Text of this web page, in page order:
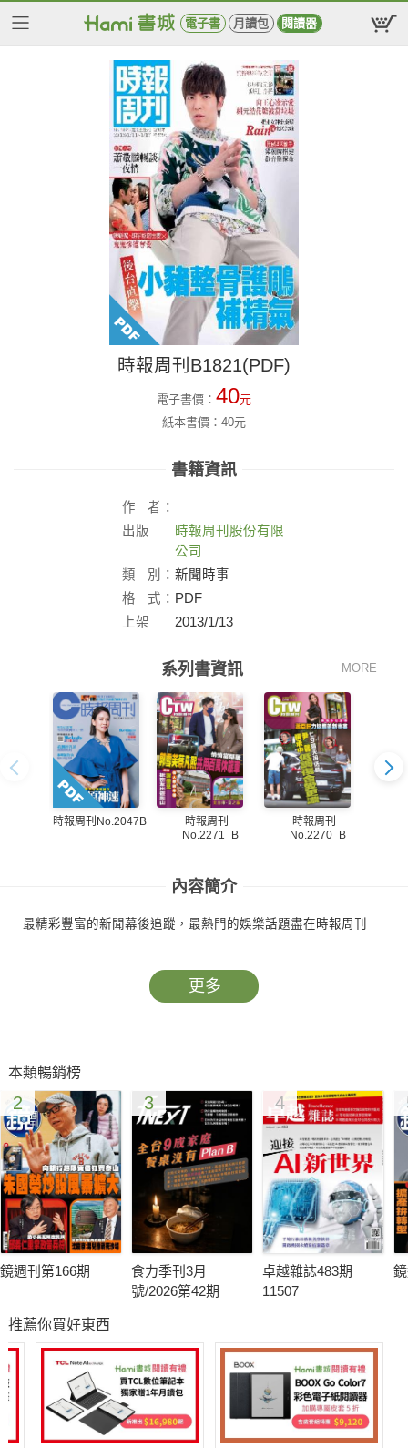
電子書 月讀包 閱讀器
時報周刊B1821(PDF)
電子書價： 40元
紙本書價： 40元
書籍資訊
作
者：
出版
時報周刊股份有限
公司
類
別： 新聞時事
格
式： PDF
上架
2013/1/13
系列書資訊 MORE
時報周刊No.2047B
時報周刊
_No.2271_B
時報周刊
_No.2270_B
內容簡介
最精彩豐富的新聞幕後追蹤，最熱門的娛樂話題盡在時報周刊
更多
本類暢銷榜
2
鏡週刊第166期
3
食力季刊3月
號/2026第42期
4
卓越雜誌483期
11507
推薦你買好東西